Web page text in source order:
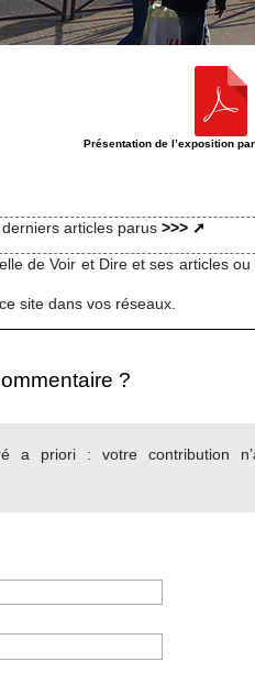
Présentation de l’exposition
articles parus >>>
de Voir et Dire et ses articles ou
site dans vos réseaux.
?
a priori : votre contribution